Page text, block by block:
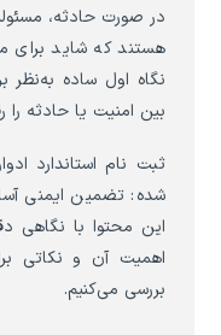
در صورت حادثه،
هستند که شاید برای
نگاه اول ساده به‌نظر
بین امنیت یا حادثه را
ثبت نام استاندارد
شده: تضمین ایمنی
این محتوا با نگاهی
اهمیت آن و نکاتی
بررسی می‌کنیم.